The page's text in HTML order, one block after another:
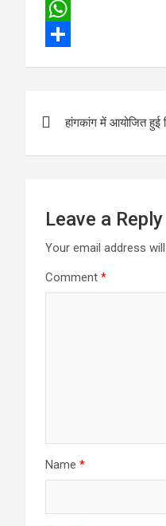
c
e
w
E
m
W
p
हांगकांग में आयोजित हुई
Leave a Reply
Your email address
Comment *
Name *